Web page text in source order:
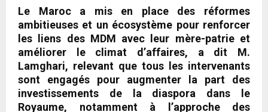
Le Maroc a mis en place des réformes
ambitieuses et un écosystème pour renforcer
les liens des MDM avec leur mère-patrie et
améliorer le climat d’affaires, a dit M.
Lamghari, relevant que tous les intervenants
sont engagés pour augmenter la part des
investissements de la diaspora dans le
Royaume, notamment à l’approche des